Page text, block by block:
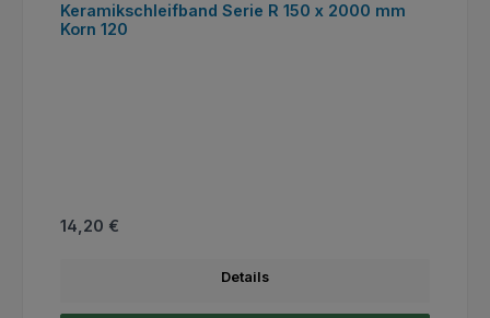
Keramikschleifband Serie R 150 x 2000 mm
Korn 120
Regulärer Preis:
14,20 €
Details